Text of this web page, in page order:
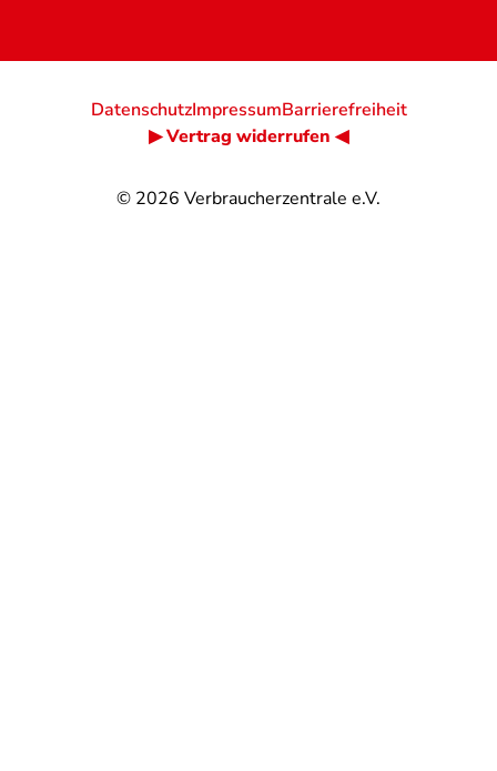
© 2026 Verbraucherzentrale e.V.
DatenschutzImpressumBarrierefreiheit
▶ Vertrag widerrufen ◀